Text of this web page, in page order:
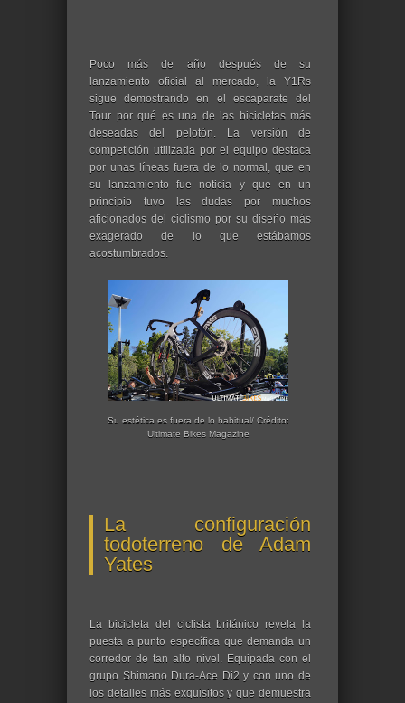
Poco más de año después de su
lanzamiento oficial al mercado, la Y1Rs
sigue demostrando en el escaparate del
Tour por qué es una de las bicicletas más
deseadas del pelotón. La versión de
competición utilizada por el equipo destaca
por unas líneas fuera de lo normal, que en
su lanzamiento fue noticia y que en un
principio tuvo las dudas por muchos
aficionados del ciclismo por su diseño más
exagerado de lo que estábamos
acostumbrados.
Su estética es fuera de lo habitual/ Crédito:
Ultimate Bikes Magazine
La configuración
todoterreno de Adam
Yates
La bicicleta del ciclista británico revela la
puesta a punto específica que demanda un
corredor de tan alto nivel. Equipada con el
grupo Shimano Dura-Ace Di2 y con uno de
los detalles más exquisitos y que demuestra